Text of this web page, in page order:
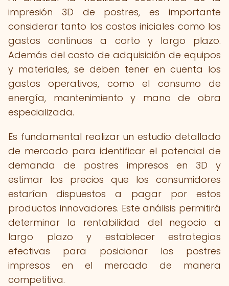
impresión 3D de postres, es importante
considerar tanto los costos iniciales como los
gastos continuos a corto y largo plazo.
Además del costo de adquisición de equipos
y materiales, se deben tener en cuenta los
gastos operativos, como el consumo de
energía, mantenimiento y mano de obra
especializada.
Es fundamental realizar un estudio detallado
de mercado para identificar el potencial de
demanda de postres impresos en 3D y
estimar los precios que los consumidores
estarían dispuestos a pagar por estos
productos innovadores. Este análisis permitirá
determinar la rentabilidad del negocio a
largo plazo y establecer estrategias
efectivas para posicionar los postres
impresos en el mercado de manera
competitiva.